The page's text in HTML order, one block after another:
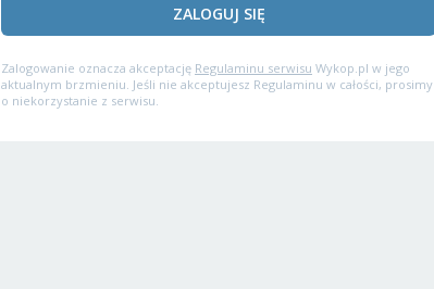
ZALOGUJ SIĘ
Zalogowanie oznacza akceptację Regulaminu serwisu Wykop.pl w jego
aktualnym brzmieniu. Jeśli nie akceptujesz Regulaminu w całości, prosimy
o niekorzystanie z serwisu.